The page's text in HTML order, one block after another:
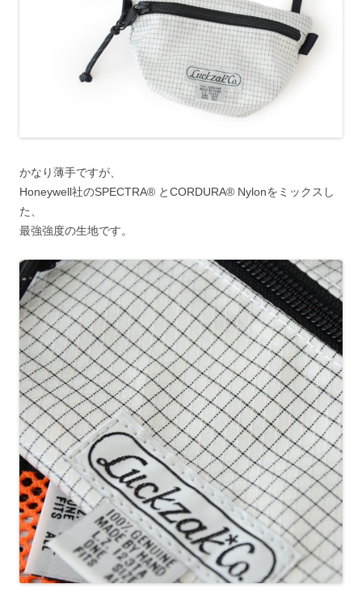
かなり薄手ですが、
Honeywell社のSPECTRA® とCORDURA® Nylonをミックスし
た、
最強強度の生地です。